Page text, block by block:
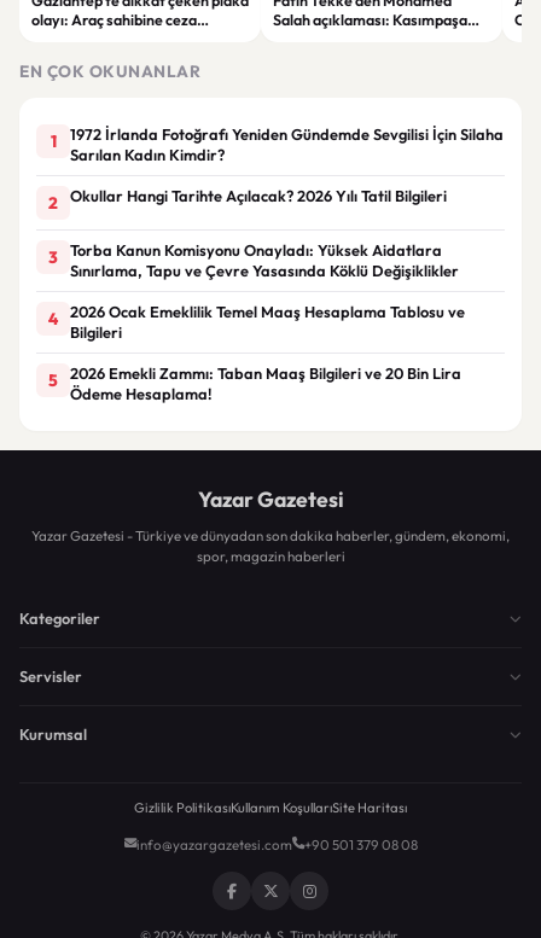
olayı: Araç sahibine ceza
Salah açıklaması: Kasımpaşa
EN ÇOK OKUNANLAR
1
1972 İrlanda Fotoğrafı Yeniden Gündemde Sevgilisi İçin Silaha
Sarılan Kadın Kimdir?
2 Okullar Hangi Tarihte Açılacak? 2026 Yılı Tatil Bilgileri
3
Torba Kanun Komisyonu Onayladı: Yüksek Aidatlara
Sınırlama, Tapu ve Çevre Yasasında Köklü Değişiklikler
4
2026 Ocak Emeklilik Temel Maaş Hesaplama Tablosu ve
Bilgileri
5
2026 Emekli Zammı: Taban Maaş Bilgileri ve 20 Bin Lira
Ödeme Hesaplama!
Yazar Gazetesi
Yazar Gazetesi - Türkiye ve dünyadan son dakika haberler, gündem, ekonomi,
spor, magazin haberleri
Kategoriler
Servisler
Kurumsal
Gizlilik PolitikasıKullanım KoşullarıSite Haritası
info@yazargazetesi.com +90 501 379 08 08